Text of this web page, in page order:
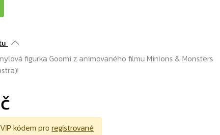
figurka Goomi z animovaného filmu Minions & Monsters
kódem pro registrované